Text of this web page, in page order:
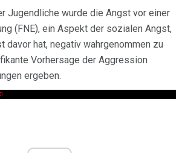
Jugendliche wurde die Angst vor einer
(FNE), ein Aspekt der sozialen Angst,
davor hat, negativ wahrgenommen zu
Vorhersage der Aggression
ergeben.